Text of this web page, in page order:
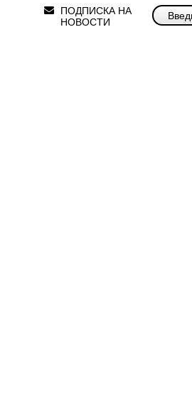
ПОДПИСКА НА
НОВОСТИ